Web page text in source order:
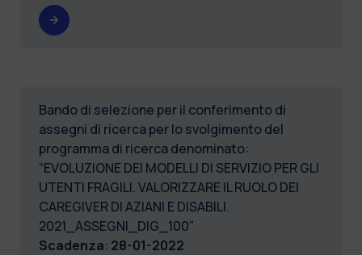
Bando di selezione per il conferimento di
assegni di ricerca per lo svolgimento del
programma di ricerca denominato:
“EVOLUZIONE DEI MODELLI DI SERVIZIO PER GLI
UTENTI FRAGILI. VALORIZZARE IL RUOLO DEI
CAREGIVER DI AZIANI E DISABILI.
2021_ASSEGNI_DIG_100”
Scadenza: 28-01-2022